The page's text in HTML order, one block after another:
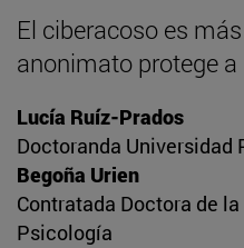
El ciberacoso es
anonimato protege
Lucía Ruíz-Prados
Doctoranda Universidad
Begoña Urien
Contratada Doctora de
Psicología